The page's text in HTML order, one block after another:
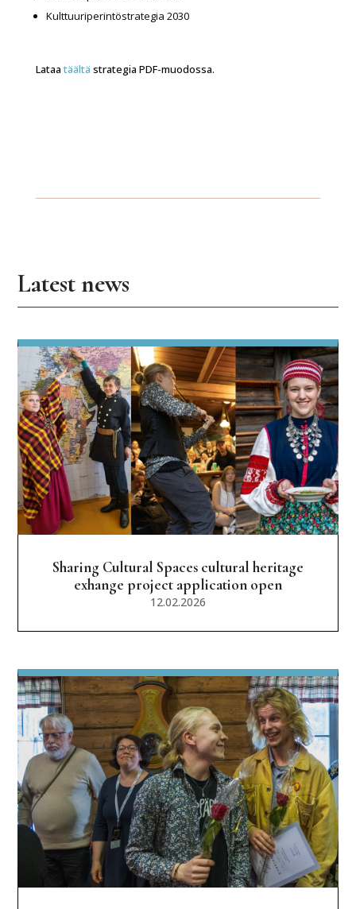
Kulttuuriperintöstrategia 2030
Lataa täältä strategia PDF-muodossa.
Latest news
Sharing Cultural Spaces cultural heritage
exhange project application open
12.02.2026